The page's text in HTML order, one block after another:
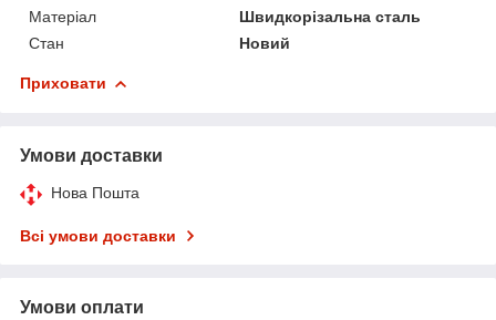
Матеріал
Швидкорізальна сталь
Стан
Новий
Приховати
Умови доставки
Нова Пошта
Всі умови доставки
Умови оплати